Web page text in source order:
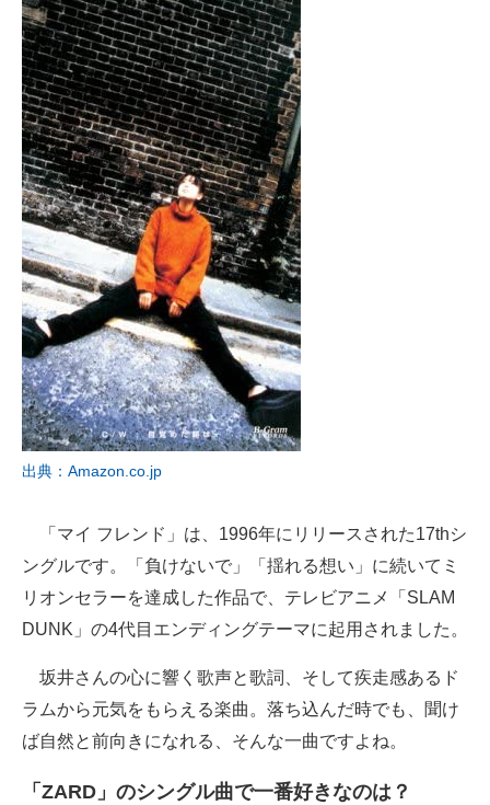
出典：Amazon.co.jp
「マイ フレンド」は、1996年にリリースされた17thシ
ングルです。「負けないで」「揺れる想い」に続いてミ
リオンセラーを達成した作品で、テレビアニメ「SLAM
DUNK」の4代目エンディングテーマに起用されました。
坂井さんの心に響く歌声と歌詞、そして疾走感あるド
ラムから元気をもらえる楽曲。落ち込んだ時でも、聞け
ば自然と前向きになれる、そんな一曲ですよね。
「ZARD」のシングル曲で一番好きなのは？